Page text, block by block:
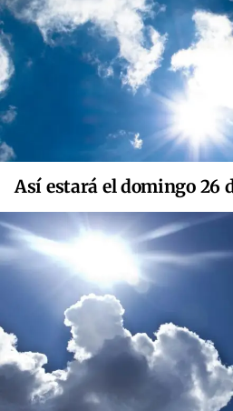
Así estará el domingo 26